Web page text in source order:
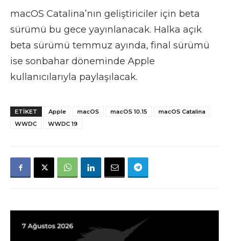
macOS Catalina’nın geliştiriciler için beta
sürümü bu gece yayınlanacak. Halka açık
beta sürümü temmuz ayında, final sürümü
ise sonbahar döneminde Apple
kullanıcılarıyla paylaşılacak.
ETIKET Apple macOS macOS 10.15
macOS Catalina
WWDC
WWDC 19